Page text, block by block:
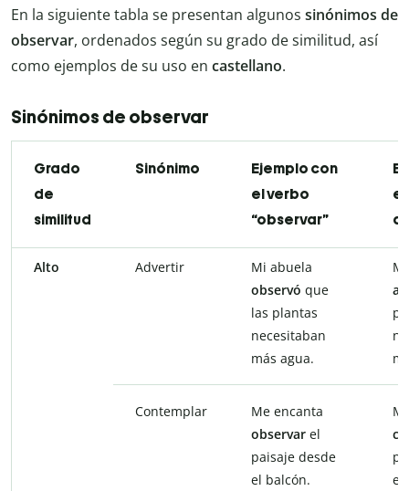
En la siguiente tabla se presentan algunos sinónimos de
observar, ordenados según su grado de similitud, así
como ejemplos de su uso en castellano.
Sinónimos de observar
Grado
de
similitud
Sinónimo
Ejemplo con
el verbo
“observar”
el
Alto Advertir
Mi abuela
observó que
las plantas
necesitaban
más agua.
Contemplar
Me encanta
observar el
paisaje desde
el balcón.
el